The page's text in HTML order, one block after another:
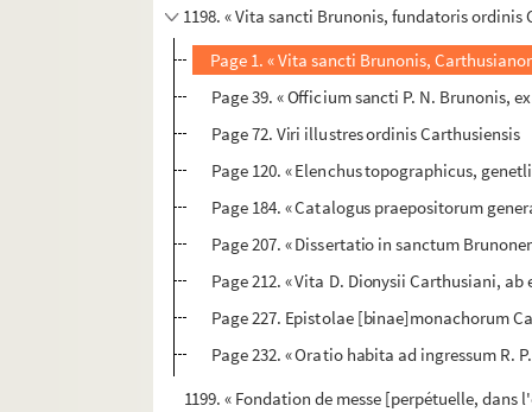
1198. « Vita sancti Brunonis, fundatoris
Page 1. « Vita sancti Brunonis,
Page 39. « Officium sancti P. N. Brunonis,
Page 72. Viri illustres ordinis Carthusiensis
Page 120. « Elenchus topographicus,
Page 184. « Catalogus praepositorum
Page 207. « Dissertatio in sanctum
Page 212. « Vita D. Dionysii Carthusiani,
Page 227. Epistolae [binae]monachorum
Page 232. « Oratio habita ad ingressum R.
1199. « Fondation de messe [perpétuelle,